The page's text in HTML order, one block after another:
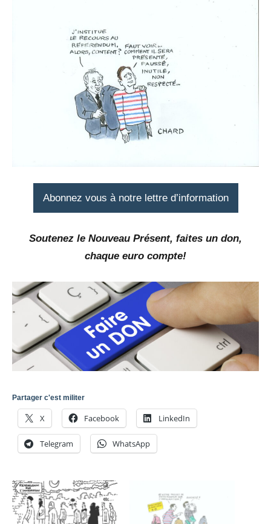
Abonnez vous à notre lettre d’information
Soutenez le Nouveau Présent, faites un don,
chaque euro compte!
Partager c'est militer
X Facebook LinkedIn
Telegram WhatsApp